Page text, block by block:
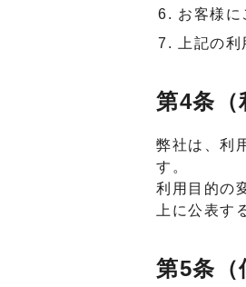
お客様
上記の
第4条（
弊社は、利
す。
利用目的の
上に公表す
第5条（